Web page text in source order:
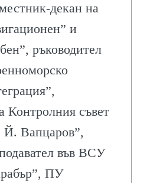
декан на
и
ръководител
Контролния съвет
Вапцаров”,
във ВСУ
ПУ